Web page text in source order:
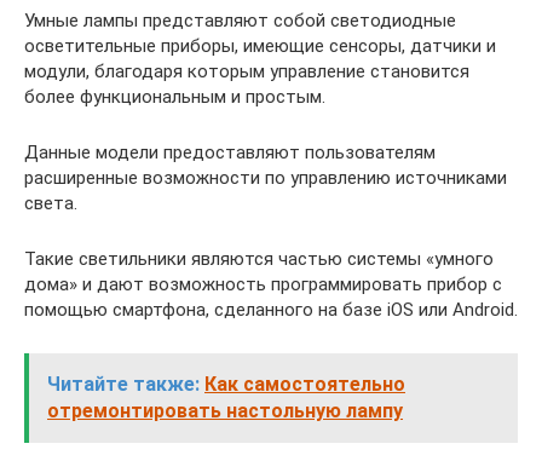
Умные лампы представляют собой светодиодные
осветительные приборы, имеющие сенсоры, датчики и
модули, благодаря которым управление становится
более функциональным и простым.
Данные модели предоставляют пользователям
расширенные возможности по управлению источниками
света.
Такие светильники являются частью системы «умного
дома» и дают возможность программировать прибор с
помощью смартфона, сделанного на базе iOS или Android.
Читайте также: Как самостоятельно
отремонтировать настольную лампу